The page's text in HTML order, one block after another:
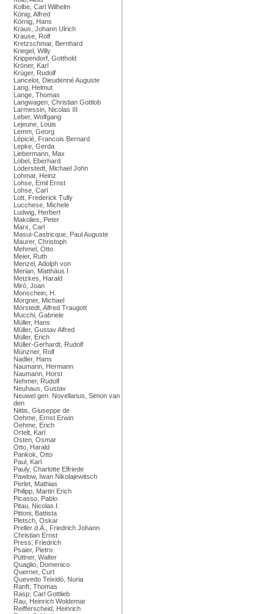
Kolbe, Carl Wilhelm
König, Alfred
Körnig, Hans
Kraus, Johann Ulrich
Krause, Rolf
Kretzschmar, Bernhard
Kriegel, Willy
Krippendorf, Gotthold
Kröner, Karl
Krüger, Rudolf
Lancelot, Dieudenné Auguste
Lang, Helmut
Lange, Thomas
Langwagen, Christian Gottlob
Larmessin, Nicolas III
Leber, Wolfgang
Lejeune, Louis
Lemm, Georg
Lépicié, Francois Bernard
Lepke, Gerda
Liebermann, Max
Löbel, Eberhard
Loderstedt, Michael John
Lohmar, Heinz
Lohse, Emil Ernst
Lohse, Carl
Lott, Frederick Tully
Lucchese, Michele
Ludwig, Herbert
Makolies, Peter
Marx, Carl
Masui-Castricque, Paul Auguste
Maurer, Christoph
Mehmel, Otto
Meier, Ruth
Menzel, Adolph von
Merian, Matthäus I
Metzkes, Harald
Miró, Joan
Monschein, H.
Morgner, Michael
Mörstedt, Alfred Traugott
Mucchi, Gabriele
Müller, Hans
Müller, Gustav Alfred
Müller, Erich
Müller-Gerhardt, Rudolf
Münzner, Rolf
Nadler, Hans
Naumann, Hermann
Naumann, Horst
Nehmer, Rudolf
Neuhaus, Gustav
Neuwel gen. Novellanus, Simon van
den
Nittis, Giuseppe de
Oehme, Ernst Erwin
Oehme, Erich
Ortelt, Karl
Osten, Osmar
Otto, Harald
Pankok, Otto
Paul, Karl
Pauly, Charlotte Elfriede
Pawlow, Iwan Nikolajewitsch
Perlet, Mathias
Philipp, Martin Erich
Picasso, Pablo
Pitau, Nicolas I.
Pittoni, Battista
Pletsch, Oskar
Preller d.Ä., Friedrich Johann
Christian Ernst
Press, Friedrich
Psaier, Pietro
Püttner, Walter
Quaglio, Domenico
Querner, Curt
Quevedo Teixidó, Nuria
Ranft, Thomas
Rasp, Carl Gottlieb
Rau, Heinrich Woldemar
Reifferscheid, Heinrich